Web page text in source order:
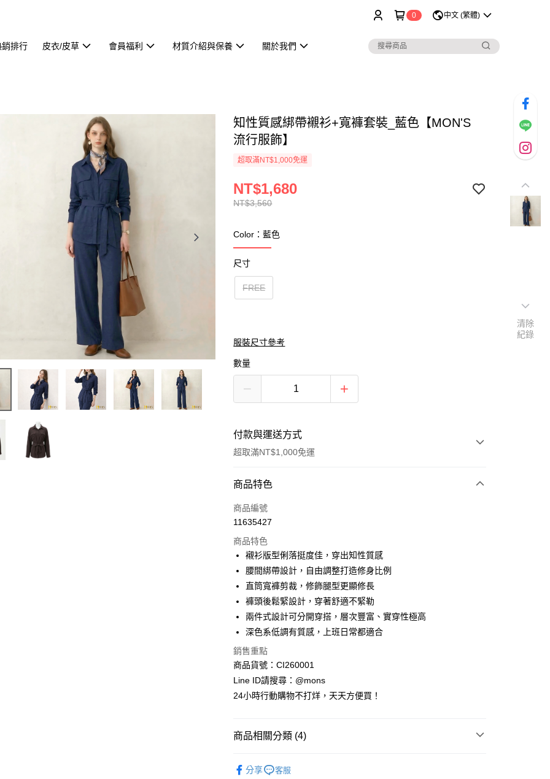
0 中文 (繁體)
銷排行 皮衣/皮草 會員福利 材質介紹與保養 關於我們
知性質感綁帶襯衫+寬褲套裝_藍色【MON'S
流行服飾】
超取滿NT$1,000免運
NT$3,560
NT$1,680
Color：藍色
尺寸
FREE
服裝尺寸參考
數量
付款與運送方式
超取滿NT$1,000免運
付款方式
信用卡一次付款
3 期 0 利率 每期NT$560
合作金庫商業銀行
第一商業銀行
華南商業銀行
彰化商業銀行
國泰世華商業銀行
兆豐國際商業銀行
臺灣中小企業銀行
台中商業銀行
匯豐（台灣）商業銀行
華泰商業銀行
聯邦商業銀行
玉山商業銀行
台新國際商業銀行
台灣樂天信用卡公司
6 期 0 利率 每期NT$280
合作金庫商業銀行
第一商業銀行
華南商業銀行
彰化商業銀行
上海商業儲蓄銀行
台北富邦商業銀行
臺灣中小企業銀行
台中商業銀行
匯豐（台灣）商業銀行
聯邦商業銀行
元大商業銀行
台新國際商業銀行
中國信託商業銀行
超商取貨付款
LINE Pay
Apple Pay
街口支付
悠遊付
全盈+PAY
相關說明
AFTEE先享後付是「在收到商品之後才付款」的支付方式。 讓您購物簡單
便利好安心！
商品特色
商品編號
11635427
商品特色
襯衫版型俐落挺度佳，穿出知性質感
腰間綁帶設計，自由調整打造修身比例
直筒寬褲剪裁，修飾腿型更顯修長
褲頭後鬆緊設計，穿著舒適不緊勒
兩件式設計可分開穿搭，層次豐富、實穿性極高
深色系低調有質感，上班日常都適合
銷售重點
商品貨號：CI260001
Line ID請搜尋：@mons
24小時行動購物不打烊，天天方便買！
商品相關分類 (4)
分享 客服
清除
紀錄